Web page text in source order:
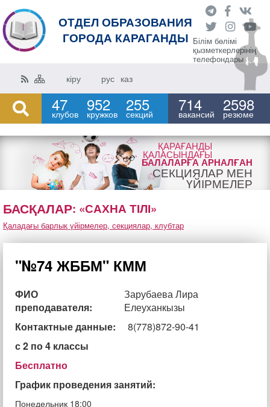
ОТДЕЛ ОБРАЗОВАНИЯ
ГОРОДА КАРАГАНДЫ Білім бөлімі
қызметкерлерінің
телефондары
кіру рус каз
47
клубов 952
кружков 255
секций 714
вакансий 2598
резюме
ҚАРАҒАНДЫ
ҚАЛАСЫНДАҒЫ
БАЛАЛАРҒА АРНАЛҒАН
СЕКЦИЯЛАР МЕН
ҮЙІРМЕЛЕР
БАСҚАЛАР: «САХНА ТІЛІ»
Қаладағы барлық үйірмелер, секциялар, клубтар
"№74 ЖББМ" КММ
ФИО
преподавателя:
Зарубаева Лира
Елеуханкызы
Контактные данные:
8(778)872-90-41
с 2 по 4 классы
Бесплатно
График проведения занятий:
Понедельник 18:00